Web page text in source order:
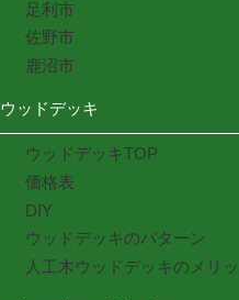
足利市
佐野市
鹿沼市
ウッドデッキ
ウッドデッキTOP
価格表
DIY
ウッドデッキのパターン
人工木ウッドデッキのメリ